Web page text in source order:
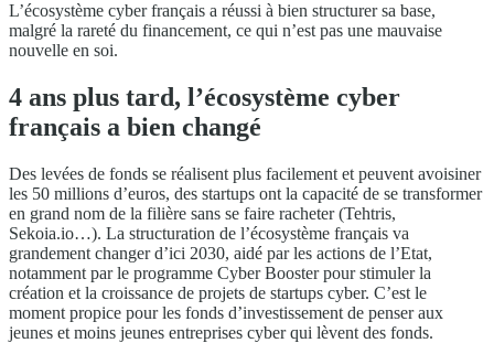
L’écosystème cyber français a réussi à bien structurer sa base,
malgré la rareté du financement, ce qui n’est pas une mauvaise
nouvelle en soi.
4 ans plus tard, l’écosystème cyber
français a bien changé
Des levées de fonds se réalisent plus facilement et peuvent avoisiner
les 50 millions d’euros, des startups ont la capacité de se transformer
en grand nom de la filière sans se faire racheter (Tehtris,
Sekoia.io…). La structuration de l’écosystème français va
grandement changer d’ici 2030, aidé par les actions de l’Etat,
notamment par le programme Cyber Booster pour stimuler la
création et la croissance de projets de startups cyber. C’est le
moment propice pour les fonds d’investissement de penser aux
jeunes et moins jeunes entreprises cyber qui lèvent des fonds.